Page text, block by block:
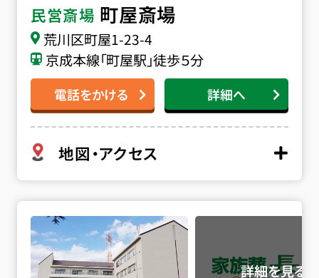
民営斎場 町屋斎場
荒川区町屋1-23-4
京成本線「町屋駅」徒歩５分
電話をかける 詳細へ
地図・アクセス
戸田葬祭場の詳細へ